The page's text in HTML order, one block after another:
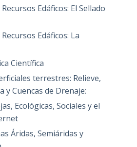
Edáficos: El Sellado
Edáficos: La
Científica
terrestres: Relieve,
y Cuencas de Drenaje:
Ecológicas, Sociales y el
Áridas, Semiáridas y